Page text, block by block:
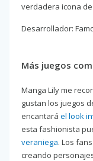
verdadera icona
Desarrollador:
Más juegos
Manga Lily me
gustan los juegos
encantará el look
esta fashionista
veraniega. Los
creando